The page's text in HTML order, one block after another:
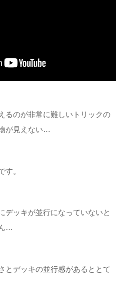
るのが非常に難しいトリックの
が見えない…
す。
デッキが並行になっていないと
…
とデッキの並行感があるととて